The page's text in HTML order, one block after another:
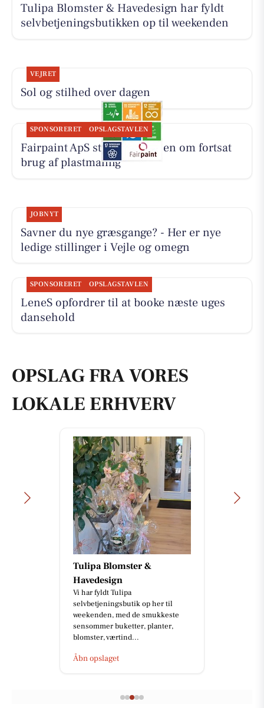
Tulipa Blomster & Havedesign har fyldt
selvbetjeningsbutikken op til weekenden
VEJRET
Sol og stilhed over dagen
SPONSORERET OPSLAGSTAVLEN
Fairpaint ApS starter samtalen om fortsat
brug af plastmaling
JOBNYT
Savner du nye græsgange? - Her er nye
ledige stillinger i Vejle og omegn
SPONSORERET OPSLAGSTAVLEN
LeneS opfordrer til at booke næste uges
dansehold
OPSLAG FRA VORES
LOKALE ERHVERV
Tulipa Blomster &
Havedesign
Vi har fyldt Tulipa
selvbetjeningsbutik op her til
weekenden, med de smukkeste
sensommer buketter, planter,
blomster, værtind...
Åbn opslaget